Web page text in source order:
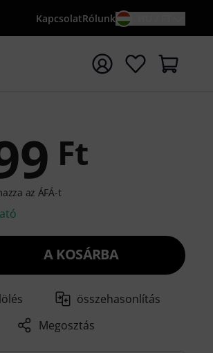
KapcsolatRólunk
keresőszóval
Ft
az ÁFÁ-t
A KOSÁRBA
összehasonlítás
Megosztás